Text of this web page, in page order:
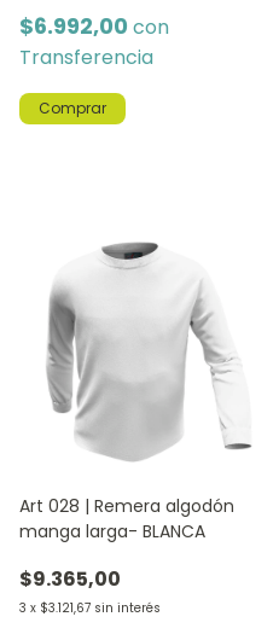
$6.992,00 con
Transferencia
Comprar
Art 028 | Remera algodón
manga larga- BLANCA
$9.365,00
3 x $3.121,67 sin interés